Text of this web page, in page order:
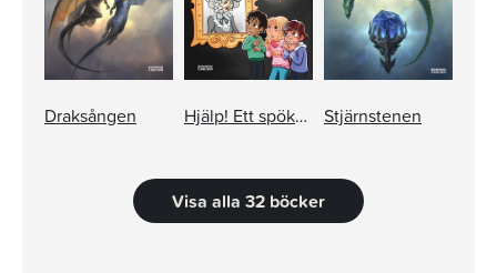
Draksången Hjälp! Ett spökhus! Stjärnstenen
Visa alla 32 böcker